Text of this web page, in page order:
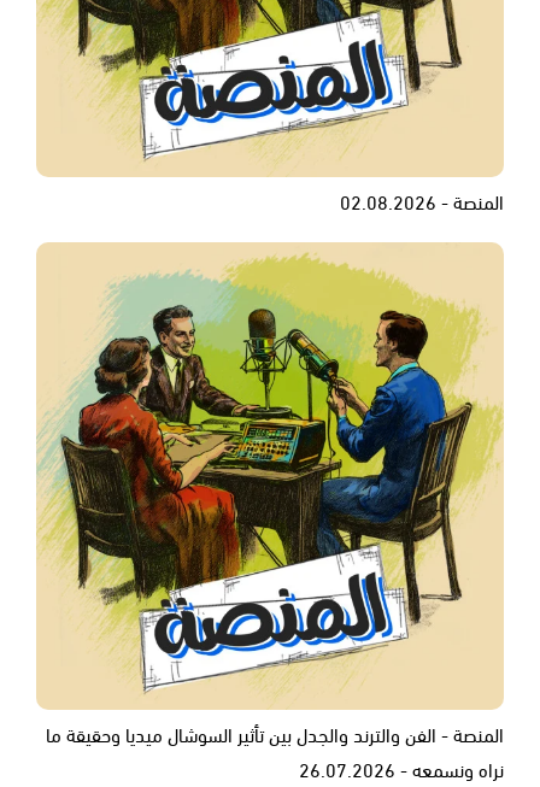
المنصة - 02.08.2026
المنصة - الفن والترند والجدل بين تأثير السوشال ميديا وحقيقة ما
نراه ونسمعه - 26.07.2026